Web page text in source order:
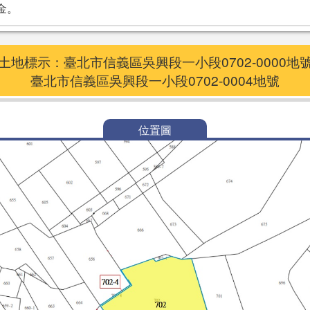
地標示：臺北市信義區吳興段一小段0702-0000地
臺北市信義區吳興段一小段0702-0004地號
位置圖